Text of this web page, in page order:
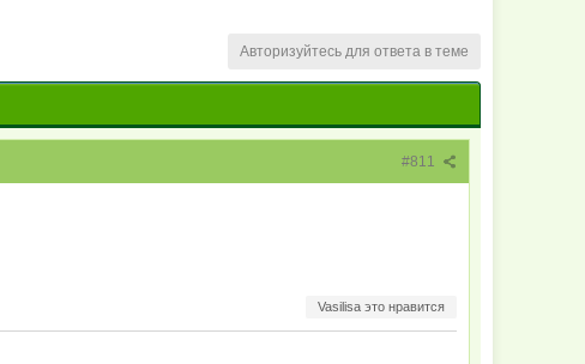
Авторизуйтесь для ответа в теме
#811
Vasilisa это нравится